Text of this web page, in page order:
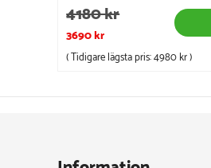
4180 kr
3690 kr
( Tidigare lägsta pris:4980 kr)